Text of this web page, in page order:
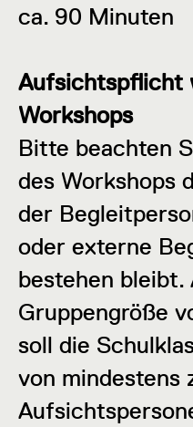
ca. 90 Minuten
Aufsichtspflicht
Workshops
Bitte beachten
des Workshops
der
oder externe
bestehen bleibt.
Gruppengröße
soll die
von mindestens